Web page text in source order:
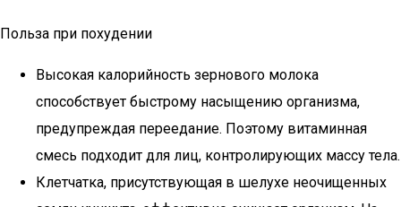
Польза при похудении
Высокая калорийность зернового молока
способствует быстрому насыщению организма,
предупреждая переедание. Поэтому витаминная
смесь подходит для лиц, контролирующих массу тела.
Клетчатка, присутствующая в шелухе неочищенных